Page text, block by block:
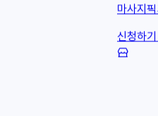
마사지
신청하기